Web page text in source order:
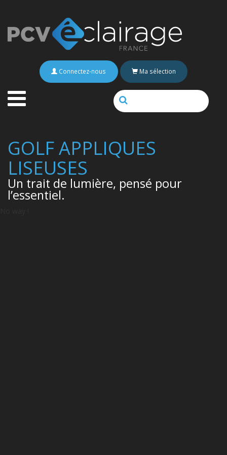
Connectez-nous Ma sélection
GOLF APPLIQUES
LISEUSES
Un trait de lumière, pensé pour
l’essentiel.